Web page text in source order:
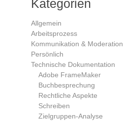
Kategorien
Allgemein
Arbeitsprozess
Kommunikation & Moderation
Persönlich
Technische Dokumentation
Adobe FrameMaker
Buchbesprechung
Rechtliche Aspekte
Schreiben
Zielgruppen-Analyse